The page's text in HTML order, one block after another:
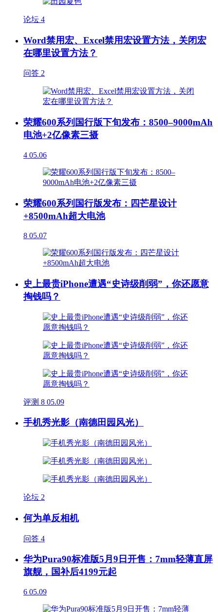
论坛 4
Word禁用宏、Excel禁用宏设置方法，关闭宏
在哪里设置方法？
问答 2
荣耀600系列国行版下旬发布：8500–9000mAh
电池+2亿像素三摄
4 05.06
荣耀600系列国行版发布：四芒星设计
+8500mAh超大电池
8 05.07
史上最贵iPhone遭遇“史诗级削弱”，你还愿意
掏钱吗？
评测 8 05.09
手机秀光影（南德田园风光）
论坛 2
何为单反相机
问答 4
华为Pura90标准版5月9日开售：7mm轻薄直屏
旗舰，国补后4199元起
6 05.09